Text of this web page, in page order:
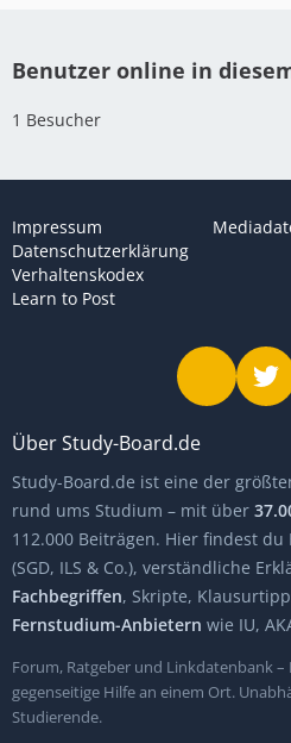
Benutzer online in
1 Besucher
Impressum
Datenschutzerklärung
Verhaltenskodex
Learn to Post
Über Study-Board.de
Study-Board.de ist eine der
rund ums Studium – mit über
112.000 Beiträgen. Hier findest du
(SGD, ILS & Co.), verständliche
Fachbegriffen, Skripte,
Fernstudium-Anbietern wie IU,
Forum, Ratgeber und Linkdatenbank –
gegenseitige Hilfe an einem Ort.
Studierende.